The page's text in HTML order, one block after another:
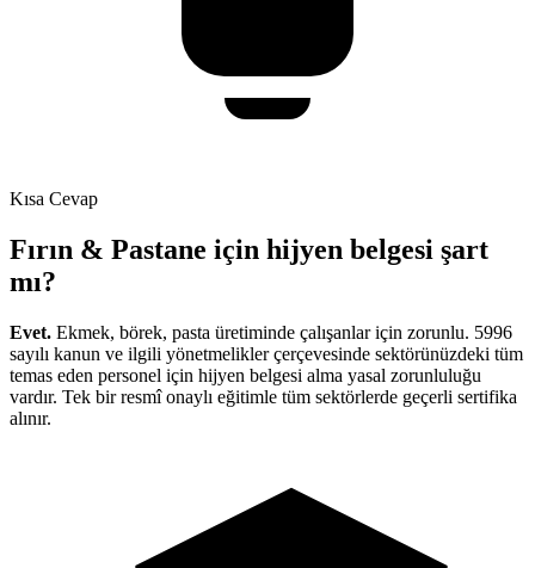
Kısa Cevap
Fırın & Pastane için hijyen belgesi şart
mı?
Evet. Ekmek, börek, pasta üretiminde çalışanlar için zorunlu. 5996
sayılı kanun ve ilgili yönetmelikler çerçevesinde sektörünüzdeki tüm
temas eden personel için hijyen belgesi alma yasal zorunluluğu
vardır. Tek bir resmî onaylı eğitimle tüm sektörlerde geçerli sertifika
alınır.